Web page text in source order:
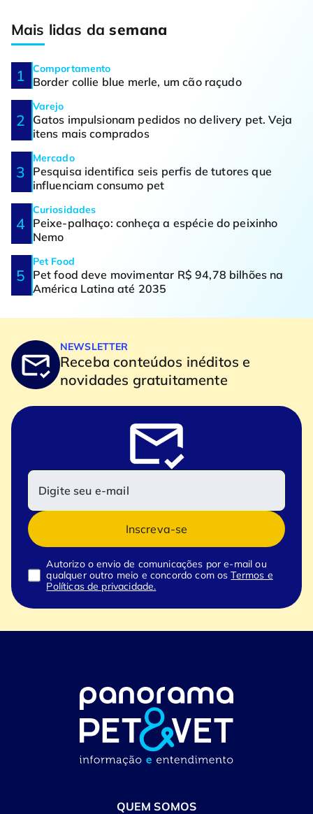
Mais lidas dasemana
Comportamento
Border collie blue merle, um cão raçudo
Varejo
Gatos impulsionam pedidos no delivery pet. Veja
itens mais comprados
Mercado
Pesquisa identifica seis perfis de tutores que
influenciam consumo pet
Curiosidades
Peixe-palhaço: conheça a espécie do peixinho
Nemo
Pet Food
Pet food deve movimentar R$ 94,78 bilhões na
América Latina até 2035
NEWSLETTER
Receba conteúdos inéditos e
novidades gratuitamente
Inscreva-se
Autorizo o envio de comunicações por e-mail ou
qualquer outro meio e concordo com osTermos e
Políticas de privacidade.
QUEM SOMOS